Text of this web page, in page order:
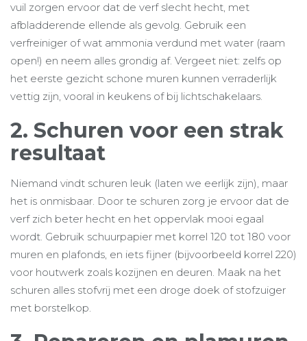
vuil zorgen ervoor dat de verf slecht hecht, met
afbladderende ellende als gevolg. Gebruik een
verfreiniger of wat ammonia verdund met water (raam
open!) en neem alles grondig af. Vergeet niet: zelfs op
het eerste gezicht schone muren kunnen verraderlijk
vettig zijn, vooral in keukens of bij lichtschakelaars.
2. Schuren voor een strak
resultaat
Niemand vindt schuren leuk (laten we eerlijk zijn), maar
het is onmisbaar. Door te schuren zorg je ervoor dat de
verf zich beter hecht en het oppervlak mooi egaal
wordt. Gebruik schuurpapier met korrel 120 tot 180 voor
muren en plafonds, en iets fijner (bijvoorbeeld korrel 220)
voor houtwerk zoals kozijnen en deuren. Maak na het
schuren alles stofvrij met een droge doek of stofzuiger
met borstelkop.